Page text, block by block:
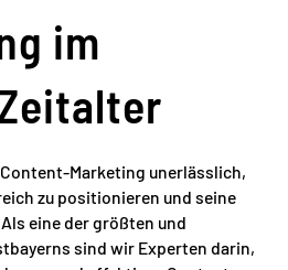
im
Marketing unerlässlich,
zu positionieren und seine
eine der größten und
sind wir Experten darin,